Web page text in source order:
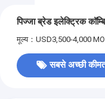
पिज्जा ब्रेड इलेक्ट्रिक
मूल्य：USD3,500-4,000
सबसे अच्छी